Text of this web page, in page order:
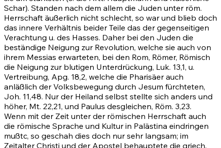
Schar). Standen nach dem allem die Juden unter röm.
Herrschaft äußerlich nicht schlecht, so war und blieb doch
das innere Verhältnis beider Teile das der gegenseitigen
Verachtung u. des Hasses. Daher bei den Juden die
beständige Neigung zur Revolution, welche sie auch von
ihrem Messias erwarteten, bei den Rom, Römer, Römisch
die Neigung zur blutigen Unterdrückung, Luk. 13,1, u.
Vertreibung, Apg. 18,2, welche die Pharisäer auch
anläßlich der Volksbewegung durch Jesum fürchteten,
Joh. 11,48. Nur der Heiland selbst stellte sich anders und
höher, Mt. 22,21, und Paulus desgleichen, Röm. 3,23.
Wenn mit der Zeit unter der römischen Herrschaft auch
die römische Sprache und Kultur in Palästina eindringen
mußtc, so geschah dies doch nur sehr langsam; im
Zeitalter Christi und der Apostel behauptete die griech.